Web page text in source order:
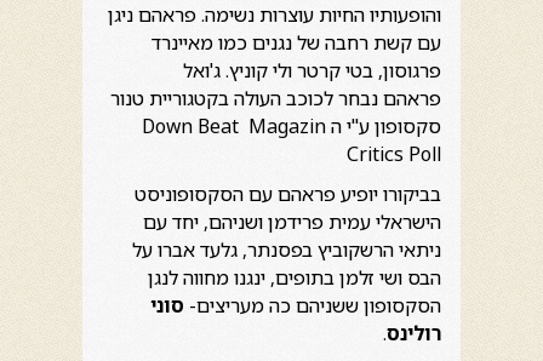
והופעותיו החיות עוצרות נשימה. פראהם ניגן
עם קשת רחבה של נגנים כמו מאיינרד
פרגוסון, בטי קרטר ולי קוניץ. ג'ואל
פראהם נבחר לכוכב העולה בקטגוריית טנור
סקסופון ע"י ה Down Beat Magazin
Critics Poll
בביקורו יופיע פראהם עם הסקסופוניסט
הישראלי עמית פרידמן ושניהם, יחד עם
ניתאי הרשקוביץ בפסנתר, גלעד אברו על
הבס ושי זלמן בתופים, ינגנו מחווה לנגן
הסקסופון ששניהם כה מעריצים- סוני
רולינס.